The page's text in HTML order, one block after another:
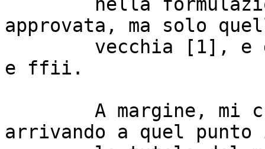
approvata, ma solo
e ffii.
arrivando a quel